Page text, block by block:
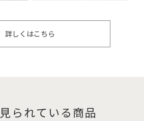
詳しくはこちら
られている商品